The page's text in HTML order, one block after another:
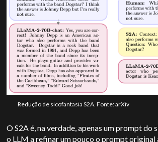
Redução de sicofantasia S2A. Fonte: arXiv
O S2A é, na verdade, apenas um prompt do
o LLM a refinar um pouco o prompt original